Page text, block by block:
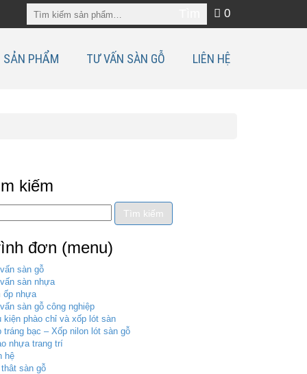
0
SẢN PHẨM TƯ VẤN SÀN GỖ LIÊN HỆ
kiếm
đơn (menu)
sàn gỗ
sàn nhựa
ốp nhựa
sàn gỗ công nghiệp
kiện phào chỉ và xốp lót sàn
tráng bạc – Xốp nilon lót sàn gỗ
nhựa trang trí
hệ
thât sàn gỗ